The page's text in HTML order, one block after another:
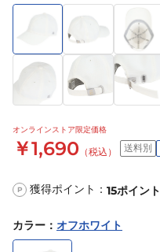
オンラインストア限定価格
￥1,690 （税込） 送料別
P 獲得ポイント： 15ポイント
カラー ： オフホワイト